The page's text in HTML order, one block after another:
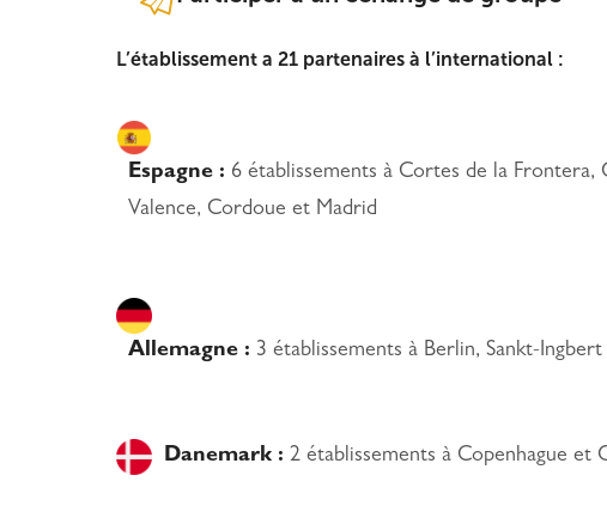
L’établissement a 21 partenaires à l’international :
Espagne : 6 établissements à Cortes de la Frontera,
Valence, Cordoue et Madrid
Allemagne : 3 établissements à Berlin, Sankt-
Danemark : 2 établissements à Copenhague et